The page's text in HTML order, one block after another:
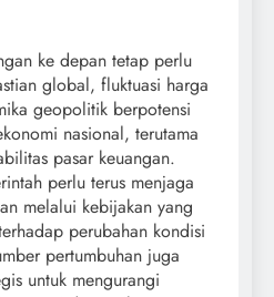
ke depan tetap perlu
global, fluktuasi harga
geopolitik berpotensi
nasional, terutama
pasar keuangan.
perlu terus menjaga
melalui kebijakan yang
perubahan kondisi
pertumbuhan juga
untuk mengurangi